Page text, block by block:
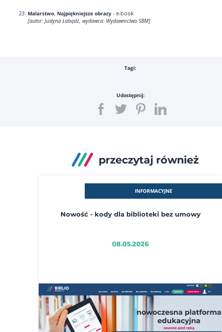
Malarstwo. Najpiękniejsze obrazy - e-book
[autor: Justyna Łabądź, wydawca: Wydawnictwo SBM]
Tagi:
Udostępnij:
przeczytaj również
INFORMACYJNE
Nowość - kody dla biblioteki bez umowy
08.05.2026